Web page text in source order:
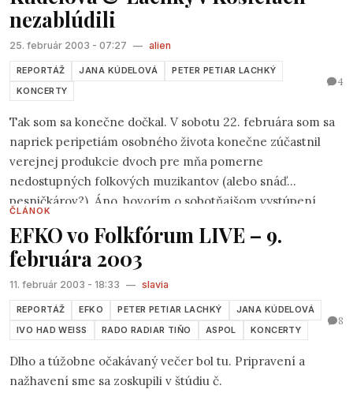
nezablúdili
25. február 2003 - 07:27 — alien
REPORTÁŽ JANA KÚDELOVÁ
PETER PETIAR LACHKÝ
KONCERTY
4
Tak som sa konečne dočkal. V sobotu 22. februára som sa
napriek peripetiám osobného života konečne zúčastnil
verejnej produkcie dvoch pre mňa pomerne
nedostupných folkových muzikantov (alebo snáď
pesničkárov?). Áno, hovorím o sobotňajšom vystúpení
čajovni. V podstate išlo pre mňa o vystúpenie poznaného a
ČLÁNOK
EFKO vo Folkfórum LIVE – 9.
februára 2003
11. február 2003 - 18:33 — slavia
REPORTÁŽ EFKO PETER PETIAR LACHKÝ
JANA KÚDELOVÁ
IVO HAD WEISS
RADO RADIAR TIŇO ASPOL KONCERTY
8
Dlho a túžobne očakávaný večer bol tu. Pripravení a
nažhavení sme sa zoskupili v štúdiu č.